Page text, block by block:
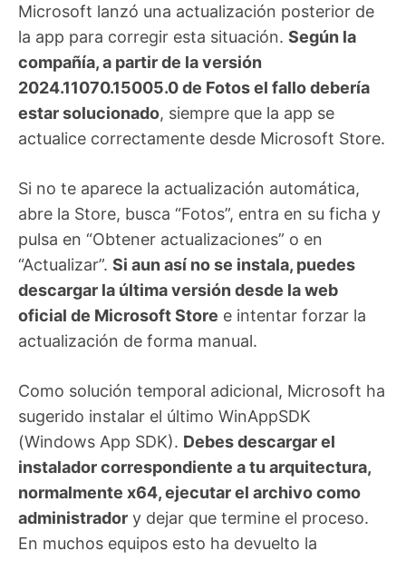
Microsoft lanzó una actualización posterior de
la app para corregir esta situación. Según la
compañía, a partir de la versión
2024.11070.15005.0 de Fotos el fallo debería
estar solucionado, siempre que la app se
actualice correctamente desde Microsoft Store.
Si no te aparece la actualización automática,
abre la Store, busca “Fotos”, entra en su ficha y
pulsa en “Obtener actualizaciones” o en
“Actualizar”. Si aun así no se instala, puedes
descargar la última versión desde la web
oficial de Microsoft Store e intentar forzar la
actualización de forma manual.
Como solución temporal adicional, Microsoft ha
sugerido instalar el último WinAppSDK
(Windows App SDK). Debes descargar el
instalador correspondiente a tu arquitectura,
normalmente x64, ejecutar el archivo como
administrador y dejar que termine el proceso.
En muchos equipos esto ha devuelto la